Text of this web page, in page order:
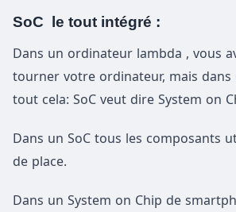
SoC le tout intégré :
Dans un ordinateur lambda , vous
tourner votre ordinateur, mais dans
tout cela: SoC veut dire System on
Dans un SoC tous les composants
de place.
Dans un System on Chip de